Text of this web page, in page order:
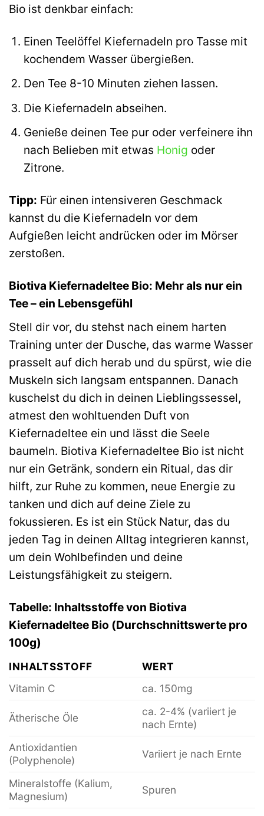
Bio ist denkbar einfach:
Einen Teelöffel Kiefernadeln pro Tasse mit
kochendem Wasser übergießen.
Den Tee 8-10 Minuten ziehen lassen.
Die Kiefernadeln abseihen.
Genieße deinen Tee pur oder verfeinere ihn
nach Belieben mit etwas Honig oder
Zitrone.
Tipp: Für einen intensiveren Geschmack
kannst du die Kiefernadeln vor dem
Aufgießen leicht andrücken oder im Mörser
zerstoßen.
Biotiva Kiefernadeltee Bio: Mehr als nur ein
Tee – ein Lebensgefühl
Stell dir vor, du stehst nach einem harten
Training unter der Dusche, das warme Wasser
prasselt auf dich herab und du spürst, wie die
Muskeln sich langsam entspannen. Danach
kuschelst du dich in deinen Lieblingssessel,
atmest den wohltuenden Duft von
Kiefernadeltee ein und lässt die Seele
baumeln. Biotiva Kiefernadeltee Bio ist nicht
nur ein Getränk, sondern ein Ritual, das dir
hilft, zur Ruhe zu kommen, neue Energie zu
tanken und dich auf deine Ziele zu
fokussieren. Es ist ein Stück Natur, das du
jeden Tag in deinen Alltag integrieren kannst,
um dein Wohlbefinden und deine
Leistungsfähigkeit zu steigern.
Tabelle: Inhaltsstoffe von Biotiva
Kiefernadeltee Bio (Durchschnittswerte pro
100g)
INHALTSSTOFF
WERT
Vitamin C
ca. 150mg
Ätherische Öle
ca. 2-4% (variiert je
nach Ernte)
Antioxidantien
(Polyphenole)
Variiert je nach Ernte
Mineralstoffe (Kalium,
Magnesium)
Spuren